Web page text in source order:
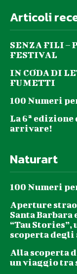
Articoli
SENZA FILI –
FESTIVAL
IN CODA DI
FUMETTI
100 Numeri
La 6ª
arrivare!
Naturart
100 Numeri
Aperture
Santa Barbara
“Tau
scoperta
Alla scoperta
un viaggio